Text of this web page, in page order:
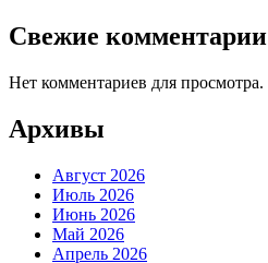
Свежие комментарии
Нет комментариев для просмотра.
Архивы
Август 2026
Июль 2026
Июнь 2026
Май 2026
Апрель 2026